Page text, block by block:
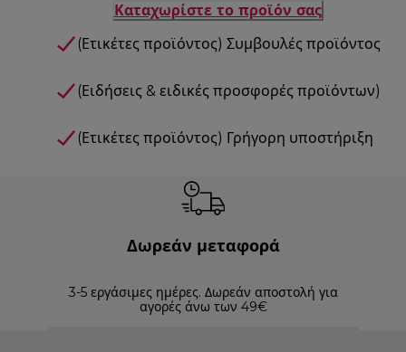
Καταχωρίστε το προϊόν σας
(Ετικέτες προϊόντος) Συμβουλές προϊόντος
(Ειδήσεις & ειδικές προσφορές προϊόντων)
(Ετικέτες προϊόντος) Γρήγορη υποστήριξη
Δωρεάν μεταφορά
3-5 εργάσιμες ημέρες. Δωρεάν αποστολή για
αγορές άνω των 49€